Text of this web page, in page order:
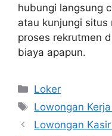
hubungi langsung
atau kunjungi situs
proses rekrutmen
biaya apapun.
Kategori
Loker
Tag
Lowongan
Lowongan